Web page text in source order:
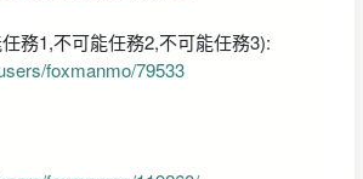
務1,不可能任務2,不可能任務3):
foxmanmo/79533